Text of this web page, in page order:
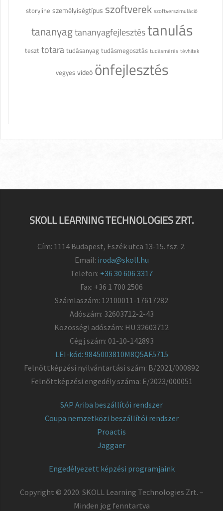
storyline személyiségtípus szoftverek szoftverszimuláció
tananyagtananyagfejlesztéstanulás
teszt totara tudásanyag tudásmegosztás tudásmérés tévhitek
vegyes videó önfejlesztés
SKOLL LEARNING TECHNOLOGIES ZRT.
Cím: 1114 Budapest, Eszék utca 13-15. fsz. 2.
Email: iroda@skoll.hu
Telefon: +36 30 606 3317
Fax: +36 1 700 2506
Számlaszám: 12100011-17617282
Adószám: 32603712-2-43
Közösségi adószám: HU 32603712
Cégj.szám: 01-10-142893
LEI-kód: 9845003810M8Q5AF5715
Felnőttképzési nyilvántartási szám: B/2021/000892
Felnőttképzési engedély száma: E/2023/000051
SAP Ariba beszállítói rendszer
Coupa nemzetközi beszállítói rendszer
Proactis
Jaggaer
Engedélyezett képzési programjaink
Copyright © 2020. SKOLL Learning Technologies Zrt. –
Minden jog fenntartva